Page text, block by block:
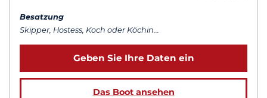
Besatzung
Skipper, Hostess, Koch oder Köchin...
Geben Sie Ihre Daten ein
Das Boot ansehen